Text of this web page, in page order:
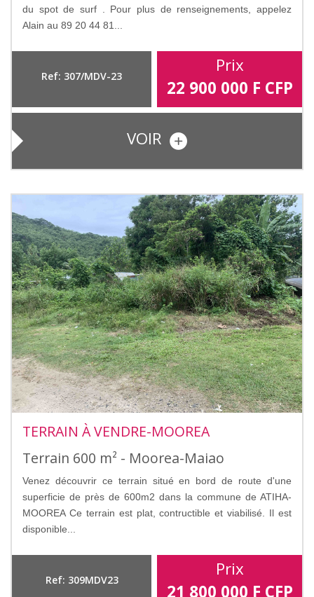
du spot de surf . Pour plus de renseignements, appelez
Alain au 89 20 44 81...
Ref: 307/MDV-23
Prix
22 900 000 F CFP
VOIR
TERRAIN À VENDRE-MOOREA
Terrain 600 m² - Moorea-Maiao
Venez découvrir ce terrain situé en bord de route d'une
superficie de près de 600m2 dans la commune de ATIHA-
MOOREA Ce terrain est plat, contructible et viabilisé. Il est
disponible...
Ref: 309MDV23
Prix
21 800 000 F CFP